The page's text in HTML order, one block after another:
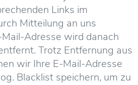
Links im
Mitteilung an uns
Adresse wird danach
Trotz Entfernung aus
wir Ihre E-Mail-Adresse
Blacklist speichern, um zu